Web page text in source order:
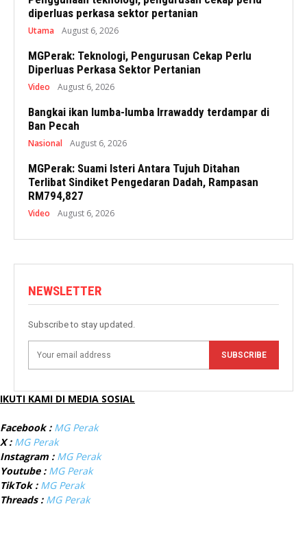
diperluas perkasa sektor pertanian
Utama August 6, 2026
MGPerak: Teknologi, Pengurusan Cekap Perlu
Diperluas Perkasa Sektor Pertanian
Video August 6, 2026
Bangkai ikan lumba-lumba Irrawaddy terdampar di
Ban Pecah
Nasional August 6, 2026
MGPerak: Suami Isteri Antara Tujuh Ditahan
Terlibat Sindiket Pengedaran Dadah, Rampasan
RM794,827
Video August 6, 2026
NEWSLETTER
Subscribe to stay updated.
SUBSCRIBE
IKUTI KAMI DI MEDIA SOSIAL
Facebook : MG Perak
X : MG Perak
Instagram : MG Perak
Youtube : MG Perak
TikTok : MG Perak
Threads : MG Perak